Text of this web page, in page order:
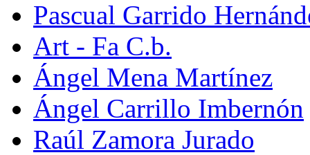
Pascual Garrido
Art - Fa C.b.
Ángel Mena Martínez
Ángel Carrillo Imbernón
Raúl Zamora Jurado